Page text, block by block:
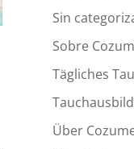
Sin
Sobre
Tägliches
Über